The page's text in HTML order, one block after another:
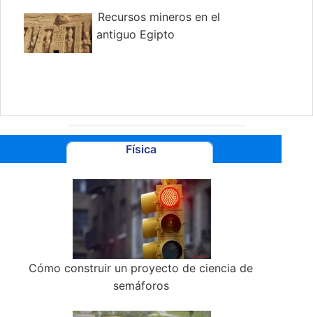
Recursos mineros en el
antiguo Egipto
Física
Cómo construir un proyecto de ciencia de
semáforos